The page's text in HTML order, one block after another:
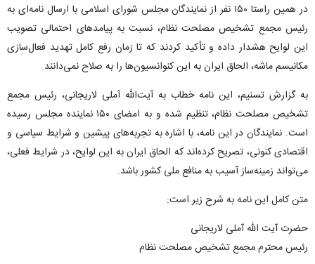
در همین راستا ۱۵۰ نفر از نمایندگان مجلس شورای اسلامی با ارسال نامه‌ای به
رئیس مجمع تشخیص مصلحت نظام، نسبت به پیامدهای احتمالی تصویب
این لوایح هشدار داده و تأکید کردند که تا زمان رفع کامل تهدید فعال‌سازی
مکانیسم ماشه، الحاق ایران به این کنوانسیون‌ها را به صلاح نمی‌دانند.
به گزارش تسنیم، این نامه خطاب به آیت‌الله آملی لاریجانی، رئیس مجمع
تشخیص مصلحت نظام، تنظیم شده و به امضای ۱۵۰ نماینده مجلس رسیده
است. نمایندگان در این نامه، با اشاره به تجربه‌های پیشین و شرایط سیاسی و
اقتصادی کنونی، تصریح کرده‌اند که الحاق ایران به این لوایح، در شرایط فعلی،
می‌تواند زمینه‌ساز آسیب به منافع ملی کشور باشد.
متن کامل این نامه به شرح زیر است:
حضرت آیت الله آملی لاریجانی
رئیس محترم مجمع تشخیص مصلحت نظام